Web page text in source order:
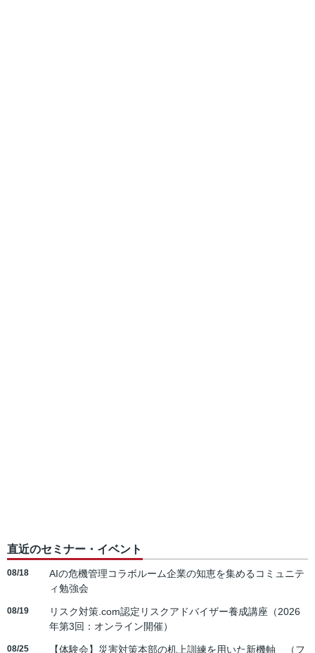
直近のセミナー・イベント
08/18
AIの危機管理コラボルーム企業の知恵を集めるコミュニテ
ィ勉強会
08/19
リスク対策.com認定リスクアドバイザー養成講座（2026
年第3回：オンライン開催）
08/25 【体験会】災害対策本部の机上訓練を用いた新機軸 （フ